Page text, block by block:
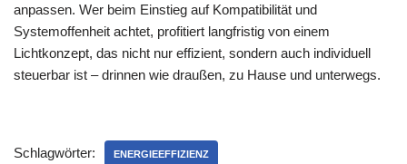
anpassen. Wer beim Einstieg auf Kompatibilität und
Systemoffenheit achtet, profitiert langfristig von einem
Lichtkonzept, das nicht nur effizient, sondern auch individuell
steuerbar ist – drinnen wie draußen, zu Hause und unterwegs.
Schlagwörter: ENERGIEEFFIZIENZ